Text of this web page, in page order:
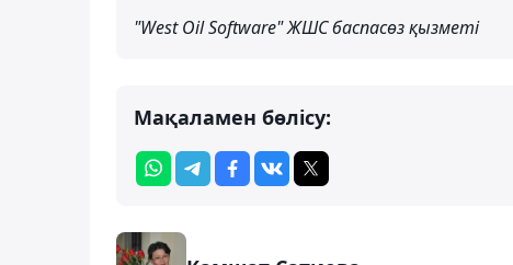
"West Oil Software" ЖШС баспасөз қызметі
Мақаламен бөлісу: